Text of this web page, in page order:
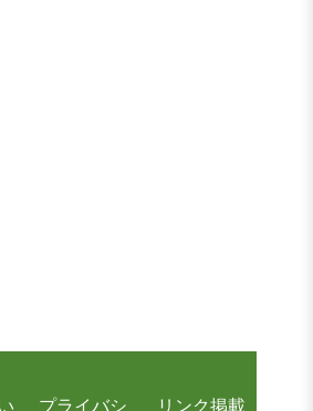
プライバシ リンク掲載